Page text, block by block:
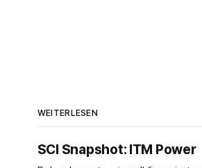
WEITERLESEN
SCI Snapshot: ITM Power